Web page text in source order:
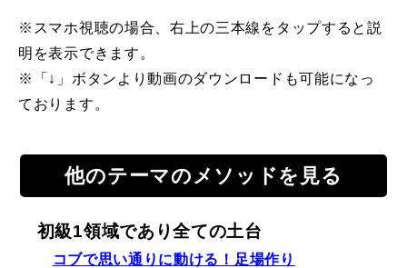
※スマホ視聴の場合、右上の三本線をタップすると説
明を表示できます。
※「↓」ボタンより動画のダウンロードも可能になっ
ております。
他のテーマのメソッドを見る
初級1領域であり全ての土台
コブで思い通りに動ける！足場作り